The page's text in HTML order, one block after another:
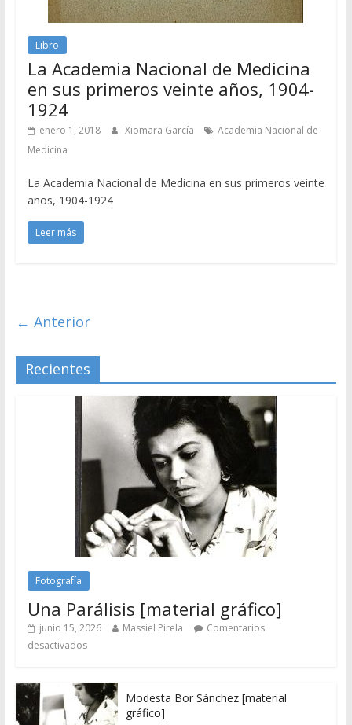
Libro
La Academia Nacional de Medicina
en sus primeros veinte años, 1904-
1924
enero 1, 2018 Xiomara García
Academia Nacional de
Medicina
La Academia Nacional de Medicina en sus primeros veinte
años, 1904-1924
Leer más
← Anterior
Recientes
Fotografía
Una Parálisis [material gráfico]
junio 15, 2026 Massiel Pirela
Comentarios
desactivados
Modesta Bor Sánchez [material
gráfico]